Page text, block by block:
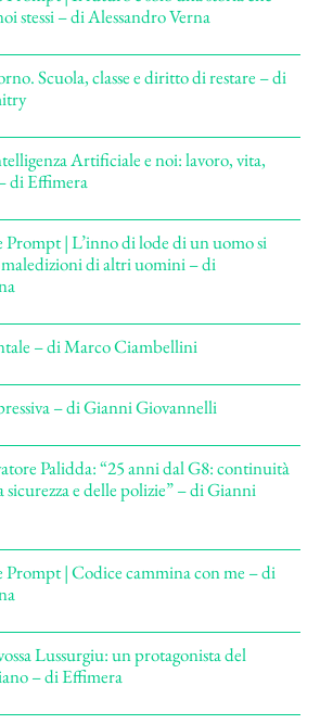
stessi – di Alessandro Verna
Scuola, classe e diritto di restare – di
Artificiale e noi: lavoro, vita,
di Effimera
Prompt | L’inno di lode di un uomo si
di altri uomini – di
– di Marco Ciambellini
– di Gianni Giovannelli
Palidda: “25 anni dal G8: continuità
sicurezza e delle polizie” – di Gianni
Prompt | Codice cammina con me – di
Lussurgiu: un protagonista del
– di Effimera